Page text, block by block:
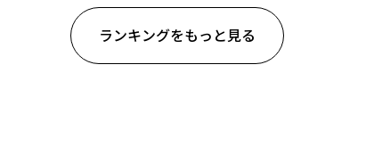
ランキングをもっと見る